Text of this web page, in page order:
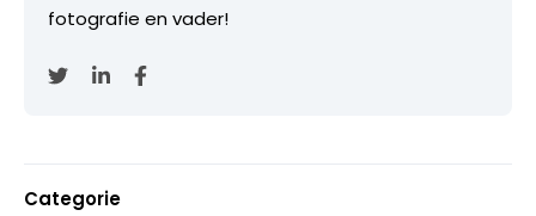
fotografie en vader!
Categorie